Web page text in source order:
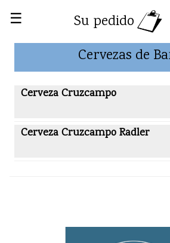
☰
Su pedido
Cervezas de
Cerveza Cruzcampo
Cerveza Cruzcampo Radler